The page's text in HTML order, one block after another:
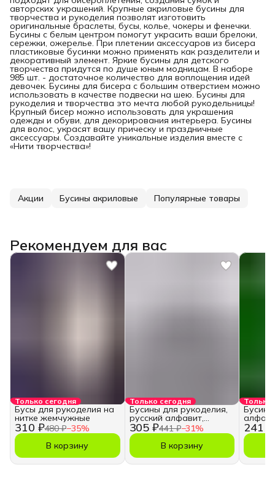
авторских украшений. Крупные акриловые бусины для
творчества и рукоделия позволят изготовить
оригинальные браслеты, бусы, колье, чокеры и фенечки.
Бусины с белым центром помогут украсить ваши брелоки,
сережки, ожерелье. При плетении аксессуаров из бисера
пластиковые бусинки можно применять как разделители и
декоративный элемент. Яркие бусины для детского
творчества придутся по душе юным модницам. В наборе
985 шт. - достаточное количество для воплощения идей
девочек. Бусины для бисера с большим отверстием можно
использовать в качестве подвески на шею. Бусины для
рукоделия и творчества это мечта любой рукодельницы!
Крупный бисер можно использовать для украшения
одежды и обуви, для декорирования интерьера. Бусины
для волос, украсят вашу прическу и праздничные
аксессуары. Создавайте уникальные изделия вместе с
«Нити творчества»!
Акции Бусины акриловые Популярные товары
Рекомендуем для вас
Только сегодня
310 ₽480 ₽−35%
Бусы для рукоделия на
нитке жемчужные
В корзину
Только сегодня
305 ₽441 ₽−31%
Бусины для рукоделия,
русский алфавит,
кубики
В корзину
Только
241 ₽